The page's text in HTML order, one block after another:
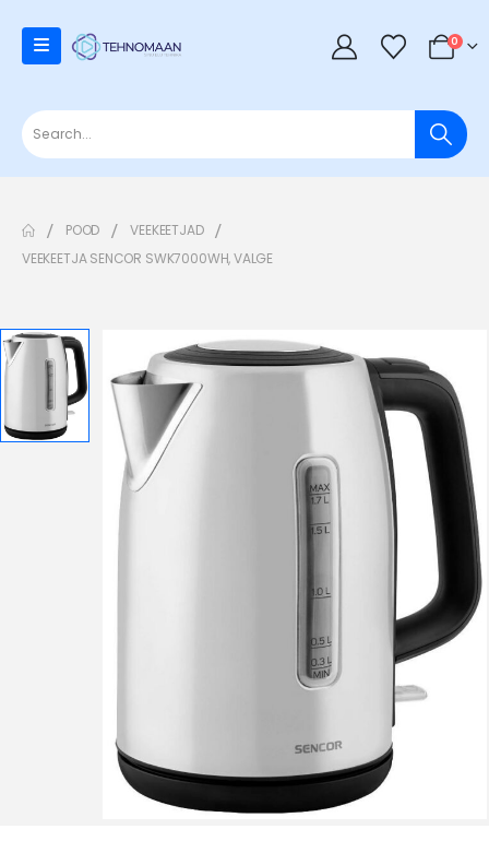
0
POOD
VEEKEETJAD
VEEKEETJA SENCOR SWK7000WH, VALGE